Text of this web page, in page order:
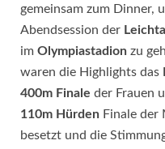
gemeinsam zum Dinner,
Abendsession der
im Olympiastadion zu
waren die Highlights das
400m Finale der Frauen
110m Hürden Finale der
besetzt und die